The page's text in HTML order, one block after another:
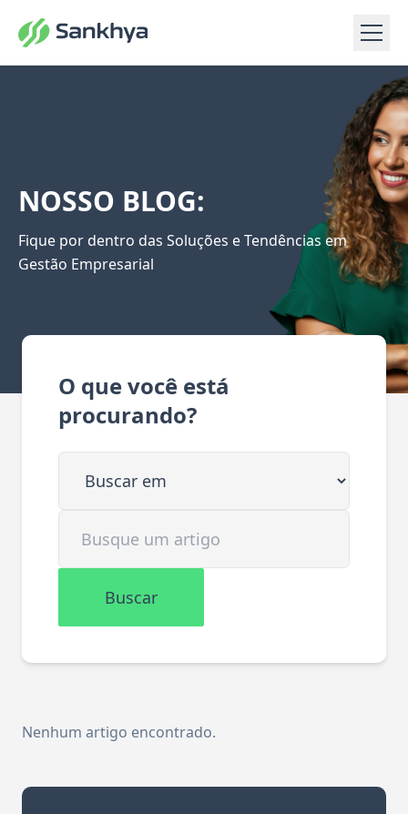
NOSSO BLOG:
Fique por dentro das Soluções e Tendências em
Gestão Empresarial
O que você está
procurando?
Buscar
Nenhum artigo encontrado.